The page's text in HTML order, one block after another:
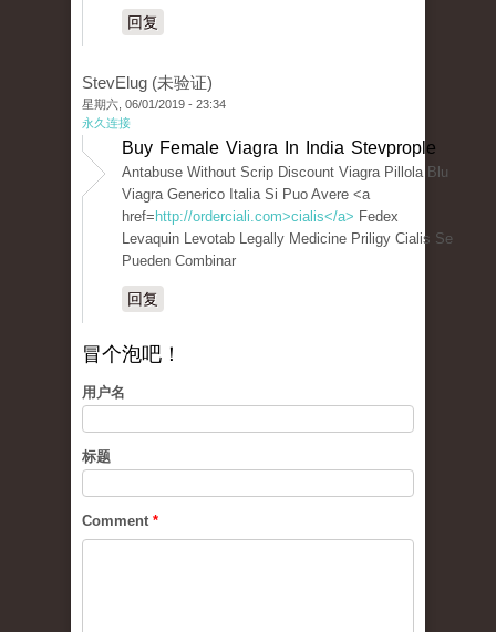
回复
StevElug (未验证)
星期六, 06/01/2019 - 23:34
永久连接
Buy Female Viagra In India Stevprople
Antabuse Without Scrip Discount Viagra Pillola Blu
Viagra Generico Italia Si Puo Avere <a
href= http://orderciali.com>cialis</a> Fedex
Levaquin Levotab Legally Medicine Priligy Cialis Se
Pueden Combinar
回复
冒个泡吧！
用户名
标题
Comment *